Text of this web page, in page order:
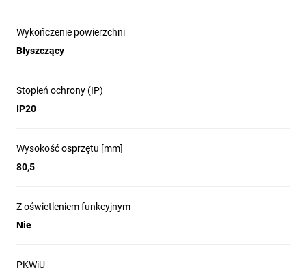
Wykończenie powierzchni
Błyszczący
Stopień ochrony (IP)
IP20
Wysokość osprzętu [mm]
80,5
Z oświetleniem funkcyjnym
Nie
PKWiU